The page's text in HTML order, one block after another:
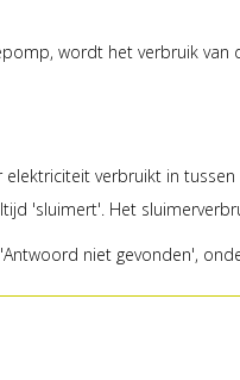
wordt het verbruik
verbruikt in
'sluimert'. Het
niet gevonden',